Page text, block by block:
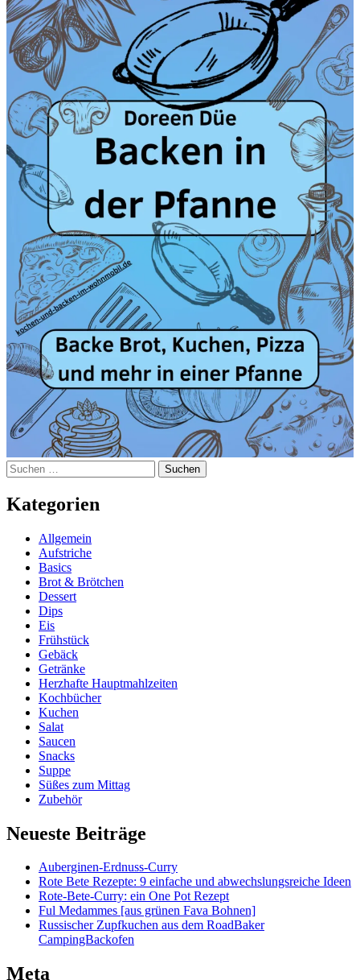
Suchen
nach:
Kategorien
Allgemein
Aufstriche
Basics
Brot & Brötchen
Dessert
Dips
Eis
Frühstück
Gebäck
Getränke
Herzhafte Hauptmahlzeiten
Kochbücher
Kuchen
Salat
Saucen
Snacks
Suppe
Süßes zum Mittag
Zubehör
Neueste Beiträge
Auberginen-Erdnuss-Curry
Rote Bete Rezepte: 9 einfache und abwechslungsreiche Ideen
Rote-Bete-Curry: ein One Pot Rezept
Ful Medammes [aus grünen Fava Bohnen]
Russischer Zupfkuchen aus dem RoadBaker
CampingBackofen
Meta